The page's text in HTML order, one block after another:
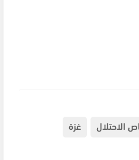
الاحتلال
غزة